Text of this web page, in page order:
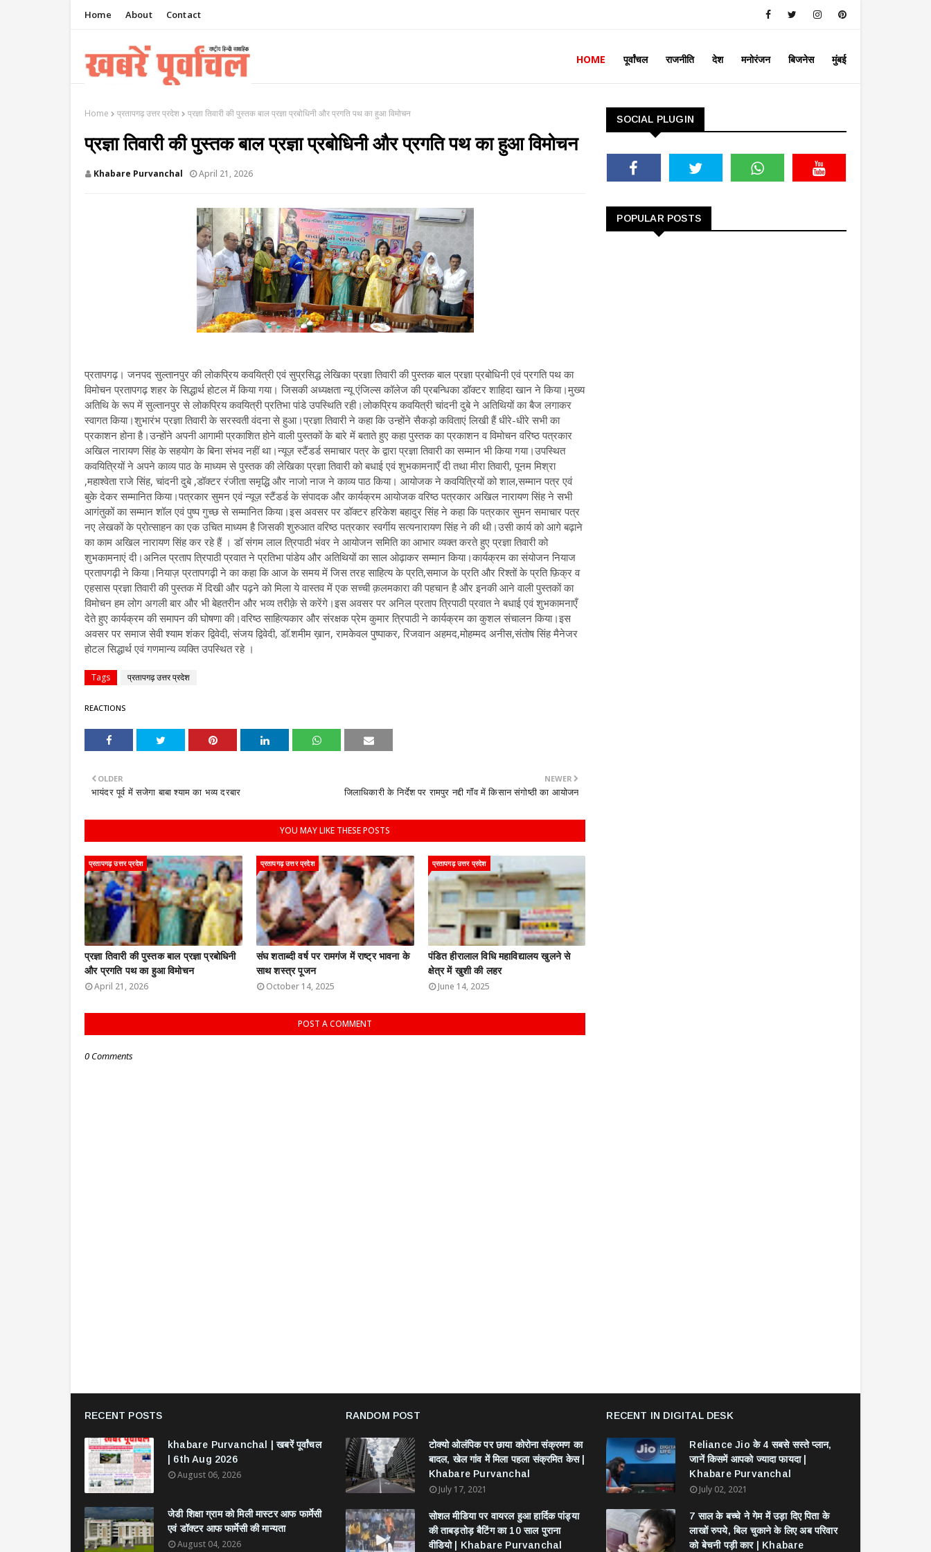
Home About Contact
HOME पूर्वांचल राजनीति देश मनोरंजन बिजनेस मुंबई
Home प्रतापगढ़ उत्तर प्रदेश प्रज्ञा तिवारी की पुस्तक बाल प्रज्ञा प्रबोधिनी और प्रगति पथ का हुआ विमोचन
प्रज्ञा तिवारी की पुस्तक बाल प्रज्ञा प्रबोधिनी और प्रगति पथ का हुआ विमोचन
Khabare Purvanchal April 21, 2026
प्रतापगढ़। जनपद सुल्तानपुर की लोकप्रिय कवयित्री एवं सुप्रसिद्ध लेखिका प्रज्ञा तिवारी की पुस्तक बाल प्रज्ञा प्रबोधिनी एवं प्रगति पथ का
विमोचन प्रतापगढ़ शहर के सिद्धार्थ होटल में किया गया। जिसकी अध्यक्षता न्यू एंजिल्स कॉलेज की प्रबन्धिका डॉक्टर शाहिदा खान ने किया।मुख्य
अतिथि के रूप में सुल्तानपुर से लोकप्रिय कवयित्री प्रतिभा पांडे उपस्थिति रही।लोकप्रिय कवयित्री चांदनी दुबे ने अतिथियों का बैज लगाकर
स्वागत किया।शुभारंभ प्रज्ञा तिवारी के सरस्वती वंदना से हुआ।प्रज्ञा तिवारी ने कहा कि उन्होंने सैकड़ो कविताएं लिखी हैं धीरे-धीरे सभी का
प्रकाशन होना है।उन्होंने अपनी आगामी प्रकाशित होने वाली पुस्तकों के बारे में बताते हुए कहा पुस्तक का प्रकाशन व विमोचन वरिष्ठ पत्रकार
अखिल नारायण सिंह के सहयोग के बिना संभव नहीं था।न्यूज़ स्टैंडर्ड समाचार पत्र के द्वारा प्रज्ञा तिवारी का सम्मान भी किया गया।उपस्थित
कवयित्रियों ने अपने काव्य पाठ के माध्यम से पुस्तक की लेखिका प्रज्ञा तिवारी को बधाई एवं शुभकामनाएँ दी तथा मीरा तिवारी, पूनम मिश्रा
,महाश्वेता राजे सिंह, चांदनी दुबे ,डॉक्टर रंजीता समृद्धि और नाजो नाज ने काव्य पाठ किया। आयोजक ने कवयित्रियों को शाल,सम्मान पत्र एवं
बुके देकर सम्मानित किया।पत्रकार सुमन एवं न्यूज़ स्टैंडर्ड के संपादक और कार्यक्रम आयोजक वरिष्ठ पत्रकार अखिल नारायण सिंह ने सभी
आगंतुकों का सम्मान शॉल एवं पुष्प गुच्छ से सम्मानित किया।इस अवसर पर डॉक्टर हरिकेश बहादुर सिंह ने कहा कि पत्रकार सुमन समाचार पत्र
नए लेखकों के प्रोत्साहन का एक उचित माध्यम है जिसकी शुरुआत वरिष्ठ पत्रकार स्वर्गीय सत्यनारायण सिंह ने की थी।उसी कार्य को आगे बढ़ाने
का काम अखिल नारायण सिंह कर रहे हैं । डॉ संगम लाल त्रिपाठी भंवर ने आयोजन समिति का आभार व्यक्त करते हुए प्रज्ञा तिवारी को
शुभकामनाएं दी।अनिल प्रताप त्रिपाठी प्रवात ने प्रतिभा पांडेय और अतिथियों का साल ओढ़ाकर सम्मान किया।कार्यक्रम का संयोजन नियाज
प्रतापगढ़ी ने किया।नियाज़ प्रतापगढ़ी ने का कहा कि आज के समय में जिस तरह साहित्य के प्रति,समाज के प्रति और रिश्तों के प्रति फ़िक्र व
एहसास प्रज्ञा तिवारी की पुस्तक में दिखी और पढ़ने को मिला ये वास्तव में एक सच्ची क़लमकारा की पहचान है और इनकी आने वाली पुस्तकों का
विमोचन हम लोग अगली बार और भी बेहतरीन और भव्य तरीक़े से करेंगे।इस अवसर पर अनिल प्रताप त्रिपाठी प्रवात ने बधाई एवं शुभकामनाएँ
देते हुए कार्यक्रम की समापन की घोषणा की।वरिष्ठ साहित्यकार और संरक्षक प्रेम कुमार त्रिपाठी ने कार्यक्रम का कुशल संचालन किया।इस
अवसर पर समाज सेवी श्याम शंकर द्विवेदी, संजय द्विवेदी, डॉ.शमीम ख़ान, रामकेवल पुष्पाकर, रिजवान अहमद,मोहम्मद अनीस,संतोष सिंह मैनेजर
होटल सिद्धार्थ एवं गणमान्य व्यक्ति उपस्थित रहे ।
Tags प्रतापगढ़ उत्तर प्रदेश
REACTIONS
NEWER
जिलाधिकारी के निर्देश पर रामपुर नद्दी गाॅंव में किसान संगोष्ठी का आयोजन
OLDER
भायंदर पूर्व में सजेगा बाबा श्याम का भव्य दरबार
YOU MAY LIKE THESE POSTS
प्रतापगढ़ उत्तर प्रदेश
प्रज्ञा तिवारी की पुस्तक बाल प्रज्ञा प्रबोधिनी
और प्रगति पथ का हुआ विमोचन
April 21, 2026
प्रतापगढ़ उत्तर प्रदेश
संघ शताब्दी वर्ष पर रामगंज में राष्ट्र भावना के
साथ शस्त्र पूजन
October 14, 2025
प्रतापगढ़ उत्तर प्रदेश
पंडित हीरालाल विधि महाविद्यालय खुलने से
क्षेत्र में खुशी की लहर
June 14, 2025
POST A COMMENT
0 Comments
SOCIAL PLUGIN
POPULAR POSTS
RECENT POSTS
khabare Purvanchal | खबरें पूर्वांचल
| 6th Aug 2026
August 06, 2026
जेडी शिक्षा ग्राम को मिली मास्टर आफ फार्मेसी
एवं डॉक्टर आफ फार्मेसी की मान्यता
August 04, 2026
RANDOM POST
टोक्यो ओलंपिक पर छाया कोरोना संक्रमण का
बादल, खेल गांव में मिला पहला संक्रमित केस |
Khabare Purvanchal
July 17, 2021
सोशल मीडिया पर वायरल हुआ हार्दिक पांड्या
की ताबड़तोड़ बैटिंग का 10 साल पुराना
वीडियो | Khabare Purvanchal
RECENT IN DIGITAL DESK
Reliance Jio के 4 सबसे सस्ते प्लान,
जानें किसमें आपको ज्यादा फायदा |
Khabare Purvanchal
July 02, 2021
7 साल के बच्चे ने गेम में उड़ा दिए पिता के
लाखों रुपये, बिल चुकाने के लिए अब परिवार
को बेचनी पड़ी कार | Khabare